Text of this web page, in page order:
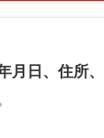
月日、住所